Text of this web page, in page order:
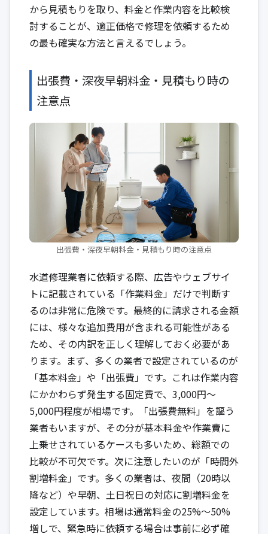
から見積もりを取り、料金と作業内容を比較検
討することが、適正価格で修理を依頼するため
の最も確実な方法と言えるでしょう。
出張費・深夜早朝料金・見積もり時の
注意点
出張費・深夜早朝料金・見積もり時の注意点
水道修理業者に依頼する際、広告やウェブサイ
トに記載されている「作業料金」だけで判断す
るのは非常に危険です。最終的に請求される金額
には、様々な追加費用が含まれる可能性がある
ため、その内訳を正しく理解しておく必要があ
ります。まず、多くの業者で設定されているのが
「基本料金」や「出張費」です。これは作業内容
にかかわらず発生する固定費で、3,000円〜
5,000円程度が相場です。「出張費無料」を謳う
業者もいますが、その分が基本料金や作業費に
上乗せされているケースも多いため、総額での
比較が不可欠です。次に注意したいのが「時間外
割増料金」です。多くの業者は、夜間（20時以
降など）や早朝、土日祝日の対応に割増料金を
設定しています。相場は通常料金の25%〜50%
増しで、緊急時に依頼する場合は事前に必ず確